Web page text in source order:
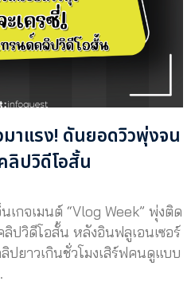
าแรง! ดันยอดวิวพุ่งจน
ลิปวิดีโอสั้น
เกจเมนต์ “Vlog Week” พุ่งติด
ปวิดีโอสั้น หลังอินฟลูเอนเซอร์
ปยาวเกินชั่วโมงเสิร์ฟคนดูแบบ